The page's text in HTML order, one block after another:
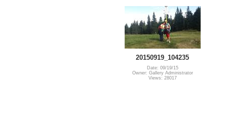
20150919_104235
Date: 09/19/15
Owner: Gallery Administrator
Views: 28017